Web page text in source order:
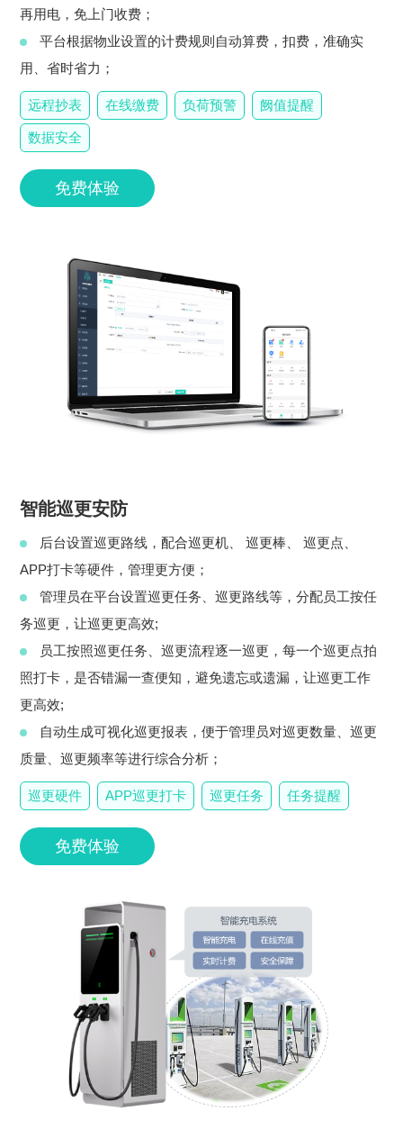
再用电，免上门收费；
平台根据物业设置的计费规则自动算费，扣费，准确实
用、省时省力；
远程抄表 在线缴费 负荷预警 阙值提醒
数据安全
免费体验
智能巡更安防
后台设置巡更路线，配合巡更机、 巡更棒、 巡更点、
APP打卡等硬件，管理更方便；
管理员在平台设置巡更任务、巡更路线等，分配员工按任
务巡更，让巡更更高效;
员工按照巡更任务、巡更流程逐一巡更，每一个巡更点拍
照打卡，是否错漏一查便知，避免遗忘或遗漏，让巡更工作
更高效;
自动生成可视化巡更报表，便于管理员对巡更数量、巡更
质量、巡更频率等进行综合分析；
巡更硬件 APP巡更打卡 巡更任务 任务提醒
免费体验